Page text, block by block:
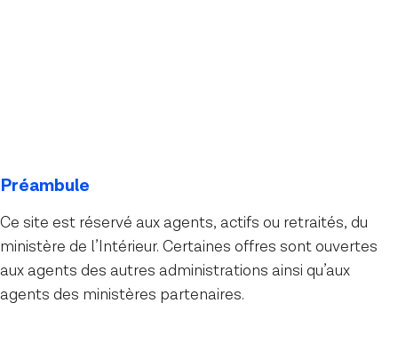
Préambule
Ce site est réservé aux agents, actifs ou retraités, du
ministère de l’Intérieur. Certaines offres sont ouvertes
aux agents des autres administrations ainsi qu’aux
agents des ministères partenaires.